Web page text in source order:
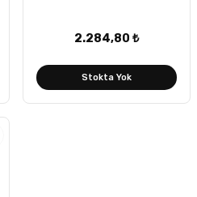
2.284,80 ₺
Stokta Yok